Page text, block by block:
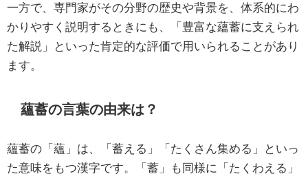
一方で、専門家がその分野の歴史や背景を、体系的にわ
かりやすく説明するときにも、「豊富な蘊蓄に支えられ
た解説」といった肯定的な評価で用いられることがあり
ます。
蘊蓄の言葉の由来は？
蘊蓄の「蘊」は、「蓄える」「たくさん集める」といっ
た意味をもつ漢字です。「蓄」も同様に「たくわえる」